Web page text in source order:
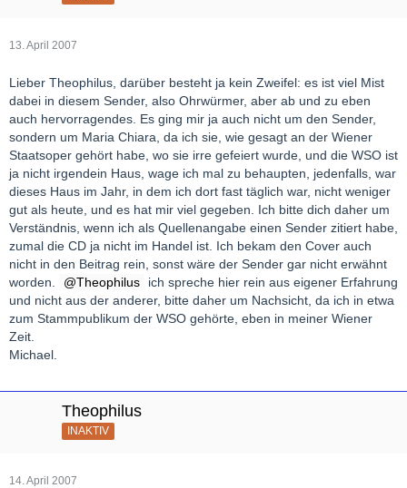
dieses Stück wieder auf Radio Swiss Classic zu
12.05.2007 ca 13:40
Michael
PS: die CD ist leider vergriffen,mehr darüber im Link dieses
Senders:
http://<woltlab-metacode-marker data-name="b" data-
uuid="7cf37bc1-8156-432e-bef3-078b0f020f45" data-
source="W0Jd" /><woltlab-metacode-marker data-name="size"
data-uuid="66f87b35-a596-481c-a918-c903b8c307da" data-
source="W1NJWkU9MTZd" data-attributes="WyIxNiJd"
/>http://www.radioswissclassic.ch<woltlab-metacode-marker
data-uuid="66f87b35-a596-481c-a918-c903b8c307da" data-
source="Wy9TSVpFXQ==" /><woltlab-metacode-marker data-
uuid="7cf37bc1-8156-432e-bef3-078b0f020f45" data-
source="Wy9CXQ==" />/
13. April 2007
Lieber Theophilus, darüber besteht ja kein Zweifel: es ist viel Mist
dabei in diesem Sender, also Ohrwürmer, aber ab und zu eben
auch hervorragendes. Es ging mir ja auch nicht um den Sender,
sondern um Maria Chiara, da ich sie, wie gesagt an der Wiener
Staatsoper gehört habe, wo sie irre gefeiert wurde, und die WSO ist
ja nicht irgendein Haus, wage ich mal zu behaupten, jedenfalls, war
dieses Haus im Jahr, in dem ich dort fast täglich war, nicht weniger
gut als heute, und es hat mir viel gegeben. Ich bitte dich daher um
Verständnis, wenn ich als Quellenangabe einen Sender zitiert habe,
zumal die CD ja nicht im Handel ist. Ich bekam den Cover auch
nicht in den Beitrag rein, sonst wäre der Sender gar nicht erwähnt
worden.
Theophilus
ich spreche hier rein aus eigener Erfahrung
und nicht aus der anderer, bitte daher um Nachsicht, da ich in etwa
zum Stammpublikum der WSO gehörte, eben in meiner Wiener
Zeit.
Michael.
Theophilus
INAKTIV
14. April 2007